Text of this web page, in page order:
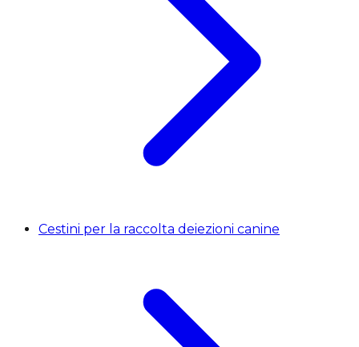
Cestini per la raccolta deiezioni canine